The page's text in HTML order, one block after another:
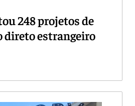
248 projetos de
estrangeiro